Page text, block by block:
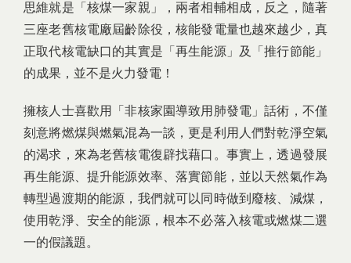
思維就是「核煤一家親」，兩者相輔相成，反之，隨著
三座老舊核電廠屆齡除役，核能發電量也越來越少，真
正取代核電缺口的其實是「再生能源」及「推行節能」
的成果，並不是火力發電！
擁核人士喜歡用「非核家園導致用肺發電」話術，不僅
刻意將燃煤與燃氣混為一談，更是利用人們對乾淨空氣
的渴求，來為老舊核電復辟找藉口。事實上，透過發展
再生能源、提升能源效率、落實節能，並以天然氣作為
轉型過渡期的能源，我們就可以同時做到廢核、減煤，
使用乾淨、安全的能源，根本不必落入核電或燃煤二選
一的假議題。